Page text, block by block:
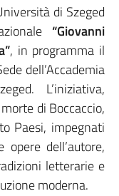
di Szeged
“Giovanni
, in programma il
dell’Accademia
L’iniziativa,
di Boccaccio,
Paesi, impegnati
dell’autore,
letterarie e
moderna.